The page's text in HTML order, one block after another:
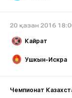
20 қазан 2016
Кайрат
Ушкын-Искра
Чемпионат